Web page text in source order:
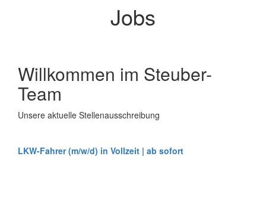
Jobs
Willkommen im Steuber-
Team
Unsere aktuelle Stellenausschreibung
LKW-Fahrer (m/w/d) in Vollzeit | ab sofort